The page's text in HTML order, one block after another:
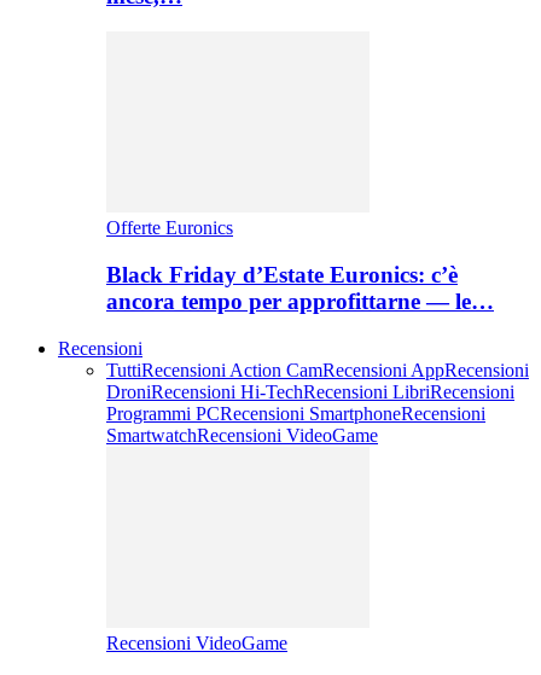
Offerte Euronics
Black Friday d’Estate Euronics: c’è
ancora tempo per approfittarne — le…
Recensioni
TuttiRecensioni Action CamRecensioni AppRecensioni
DroniRecensioni Hi-TechRecensioni LibriRecensioni
Programmi PCRecensioni SmartphoneRecensioni
SmartwatchRecensioni VideoGame
Recensioni VideoGame